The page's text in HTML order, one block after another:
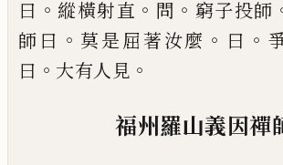
曰 。 縱橫射直 。 問 。 窮子投師
師曰 。 莫是屈著汝麼 。 曰 。
曰 。 大有人見 。
福州羅山義因禪